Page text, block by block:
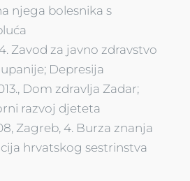
njega bolesnika s
Zavod za javno zdravstvo
Depresija
Dom zdravlja Zadar;
razvoj djeteta
Zagreb, 4. Burza znanja
hrvatskog sestrinstva